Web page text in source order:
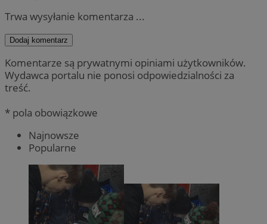
Trwa wysyłanie komentarza ...
Dodaj komentarz
Komentarze są prywatnymi opiniami użytkowników.
Wydawca portalu nie ponosi odpowiedzialności za
treść.
* pola obowiązkowe
Najnowsze
Popularne